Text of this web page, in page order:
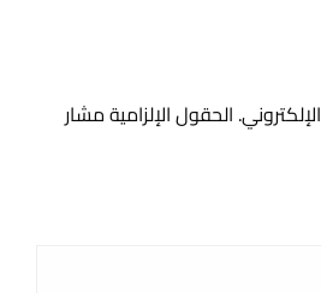
الحقول الإلزامية مشار